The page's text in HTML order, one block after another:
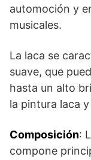
automoción y
musicales.
La laca se
suave, que
hasta un alto
la pintura laca
Composición:
compone